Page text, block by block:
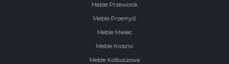
Meble Przeworsk
Meble Przemyśl
Meble Mielec
Meble Krosno
Meble Kolbuszowa